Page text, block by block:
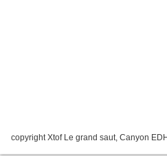
copyright Xtof Le grand saut, Canyon